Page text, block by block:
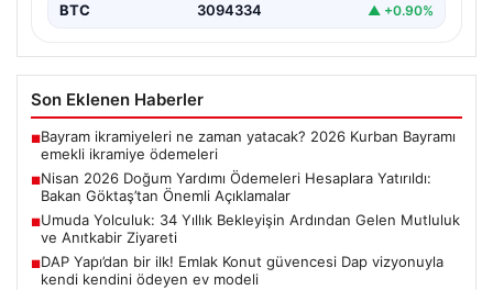
BTC 3094334 ▲ +0.90%
Son Eklenen Haberler
■Bayram ikramiyeleri ne zaman yatacak? 2026 Kurban Bayramı
emekli ikramiye ödemeleri
■Nisan 2026 Doğum Yardımı Ödemeleri Hesaplara Yatırıldı:
Bakan Göktaş’tan Önemli Açıklamalar
■Umuda Yolculuk: 34 Yıllık Bekleyişin Ardından Gelen Mutluluk
ve Anıtkabir Ziyareti
■DAP Yapı’dan bir ilk! Emlak Konut güvencesi Dap vizyonuyla
kendi kendini ödeyen ev modeli